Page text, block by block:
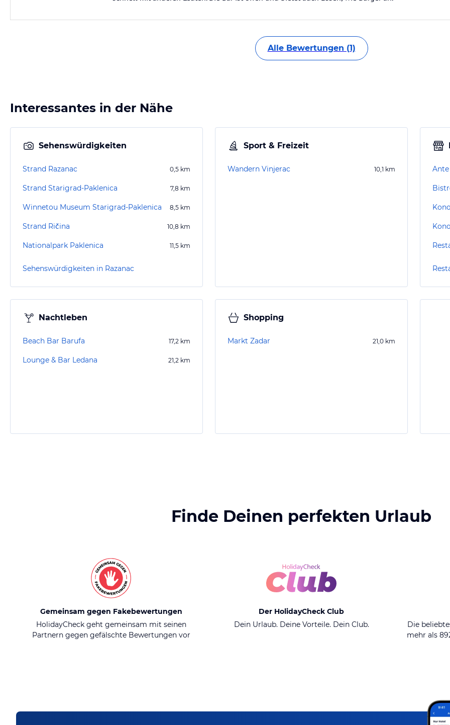
Alle Bewertungen (1)
Interessantes in der Nähe
Sehenswürdigkeiten
Strand Razanac 0,5 km
Strand Starigrad-Paklenica 7,8 km
Winnetou Museum Starigrad-Paklenica 8,5 km
Strand Ričina 10,8 km
Nationalpark Paklenica 11,5 km
Sehenswürdigkeiten in Razanac
Sport & Freizeit
Wandern Vinjerac 10,1 km
Nachtleben
Beach Bar Barufa 17,2 km
Lounge & Bar Ledana 21,2 km
Shopping
Markt Zadar 21,0 km
Finde Deinen perfekten Urlaub
Gemeinsam gegen Fakebewertungen
HolidayCheck geht gemeinsam mit seinen
Partnern gegen gefälschte Bewertungen vor
Der HolidayCheck Club
Dein Urlaub. Deine Vorteile. Dein Club.
Die
mehr als